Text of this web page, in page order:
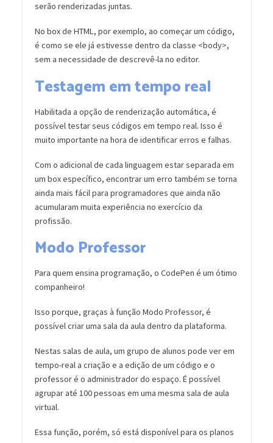
serão renderizadas juntas.
No box de HTML, por exemplo, ao começar um código,
é como se ele já estivesse dentro da classe <body>,
sem a necessidade de descrevê-la no editor.
Testagem em tempo real
Habilitada a opção de renderização automática, é
possível testar seus códigos em tempo real. Isso é
muito importante na hora de identificar erros e falhas.
Com o adicional de cada linguagem estar separada em
um box específico, encontrar um erro também se torna
ainda mais fácil para programadores que ainda não
acumularam muita experiência no exercício da
profissão.
Modo Professor
Para quem ensina programação, o CodePen é um ótimo
companheiro!
Isso porque, graças à função Modo Professor, é
possível criar uma sala da aula dentro da plataforma.
Nestas salas de aula, um grupo de alunos pode ver em
tempo-real a criação e a edição de um código e o
professor é o administrador do espaço. É possível
agrupar até 100 pessoas em uma mesma sala de aula
virtual.
Essa função, porém, só está disponível para os planos